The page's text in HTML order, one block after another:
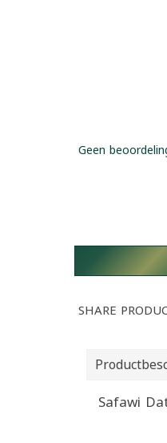
Geen
SHARE